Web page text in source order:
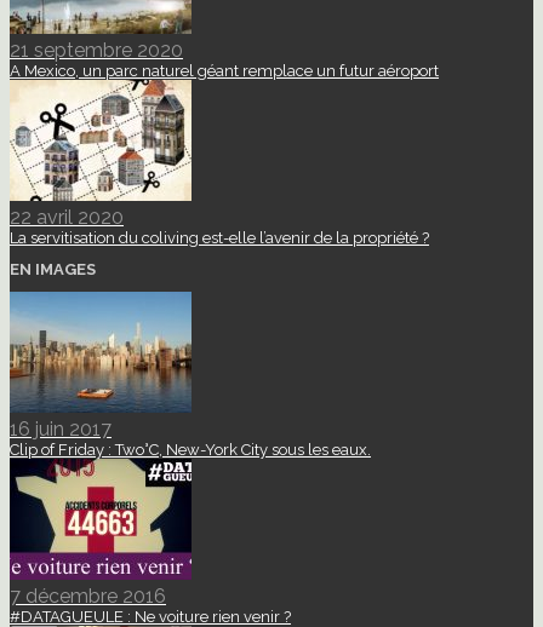
21 septembre 2020
A Mexico, un parc naturel géant remplace un futur aéroport
22 avril 2020
La servitisation du coliving est-elle l’avenir de la propriété ?
EN IMAGES
16 juin 2017
Clip of Friday : Two°C, New-York City sous les eaux.
7 décembre 2016
#DATAGUEULE : Ne voiture rien venir ?